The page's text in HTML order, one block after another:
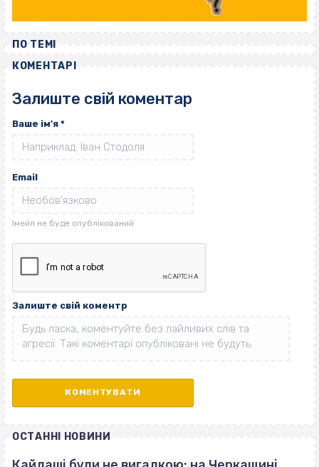
ПО ТЕМІ
КОМЕНТАРІ
Залиште свій коментар
Ваше ім'я *
Email
Залиште свій коментр
ОСТАННІ НОВИНИ